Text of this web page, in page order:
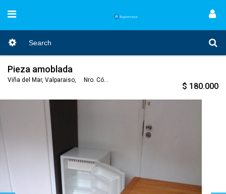
Pieza amoblada
Viña del Mar, Valparaiso, Nro. Código 175
$ 180.000